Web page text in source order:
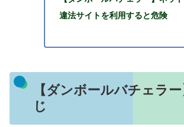
違法サイトを利用すると危険
【ダンボールバチェラ
じ